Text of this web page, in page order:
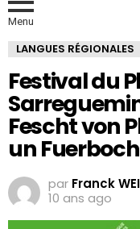
Menu
LANGUES RÉGIONALES
Festival du
Fescht von
un Fuerboch
par Franck
10 ans ago